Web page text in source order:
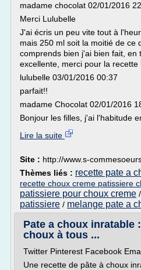
madame chocolat 02/01/2016
Merci Lulubelle
J'ai écris un peu vite tout à
mais 250 ml soit la moitié de ce
comprends bien j'ai bien fait, en
excellente, merci pour la recette
lulubelle 03/01/2016 00:37
parfait!!
madame Chocolat 02/01/2016
Bonjour les filles, j'ai l'habitude
Lire la suite
Site : http://www.s-
Thèmes liés : recette pate a
recette choux creme patissiere
patissiere pour choux creme /
patissiere / melange pate a
Pate a choux inratable
choux à tous ...
Twitter Pinterest Facebook
Une recette de pâte à choux